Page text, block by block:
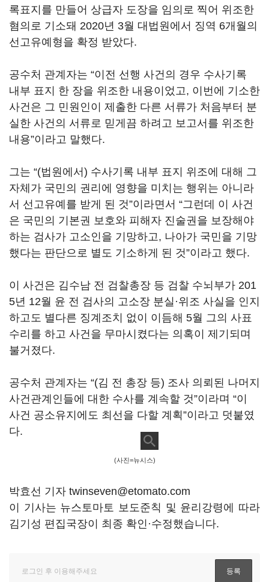
록표지를 만들어 상급자 도장을 임의로 찍어 위조한
혐의로 기소돼 2020년 3월 대법원에서 징역 6개월의
선고유예형을 확정 받았다.
공수처 관계자는 “이전 선행 사건의 경우 수사기록
내부 표지 한 장을 위조한 내용이었고, 이번에 기소한
사건은 그 민원인이 제출한 다른 서류가 처음부터 분
실한 사건의 서류로 믿게끔 하려고 보고서를 위조한
내용”이라고 말했다.
그는 “(법원에서) 수사기록 내부 표지 위조에 대해 그
자체가 국민의 권리에 영향을 미치는 행위는 아니라
서 선고유예를 받게 된 것”이라면서 “그런데 이 사건
은 국민의 기본권 보호와 피해자 진술권을 보장해야
하는 검사가 고소인을 기망하고, 나아가 국민을 기망
했다는 판단으로 별도 기소하게 된 것”이라고 했다.
이 사건은 김수남 전 검찰총장 등 검찰 수뇌부가 201
5년 12월 윤 전 검사의 고소장 분실·위조 사실을 인지
하고도 별다른 징계조치 없이 이듬해 5월 그의 사표
수리를 하고 사건을 무마시켰다는 의혹이 제기되며
불거졌다.
공수처 관계자는 “(김 전 총장 등) 조사 의뢰된 나머지
사건관계인들에 대한 수사를 계속할 것”이라며 “이
사건 공소유지에도 최선을 다할 계획”이라고 덧붙였
다.
(사진=뉴시스)
박효선 기자 twinseven@etomato.com
이 기사는 뉴스토마토 보도준칙 및 윤리강령에 따라
김기성 편집국장이 최종 확인·수정했습니다.